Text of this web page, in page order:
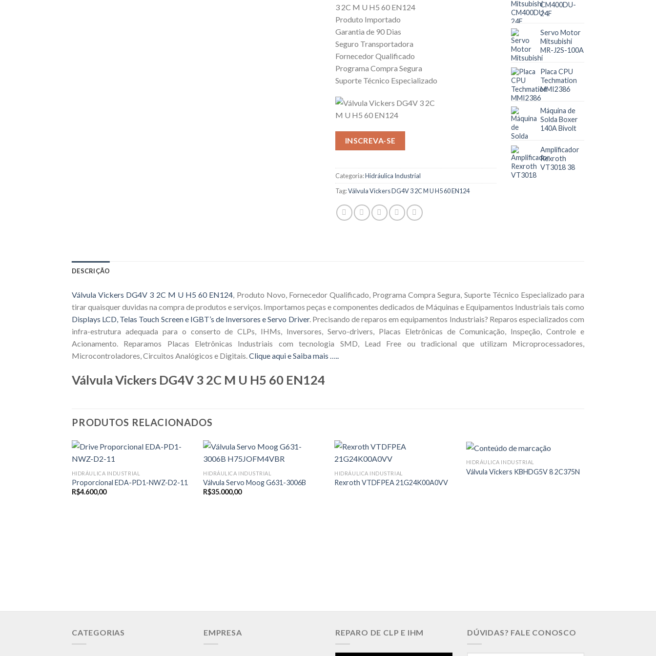
3 2C M U H5 60 EN124
Produto Importado
Garantia de 90 Dias
Seguro Transportadora
Fornecedor Qualificado
Programa Compra Segura
Suporte Técnico Especializado
INSCREVA-SE
Categoria:Hidráulica Industrial
Tag:Válvula Vickers DG4V 3 2C M U H5 60 EN124
CM400DU-
24F
Servo Motor
Mitsubishi
MR-J2S-100A
Placa CPU
Techmation
MMI2386
Máquina de
Solda Boxer
140A Bivolt
Amplificador
Rexroth
VT3018 38
DESCRIÇÃO
Válvula Vickers DG4V 3 2C M U H5 60 EN124, Produto Novo, Fornecedor Qualificado, Programa Compra Segura, Suporte Técnico Especializado para
tirar quaisquer duvidas na compra de produtos e serviços. Importamos peças e componentes dedicados de Máquinas e Equipamentos Industriais tais como
Displays LCD, Telas Touch Screen e IGBT’s de Inversores e Servo Driver. Precisando de reparos em equipamentos Industriais? Reparos especializados com
infra-estrutura adequada para o conserto de CLPs, IHMs, Inversores, Servo-drivers, Placas Eletrônicas de Comunicação, Inspeção, Controle e
Acionamento. Reparamos Placas Eletrônicas Industriais com tecnologia SMD, Lead Free ou tradicional que utilizam Microprocessadores,
Microcontroladores, Circuitos Analógicos e Digitais.Clique aqui e Saiba mais …..
Válvula Vickers DG4V 3 2C M U H5 60 EN124
PRODUTOS RELACIONADOS
HIDRÁULICA INDUSTRIAL
Proporcional EDA-PD1-NWZ-D2-11
R$4.600,00
HIDRÁULICA INDUSTRIAL
Válvula Servo Moog G631-3006B
R$35.000,00
HIDRÁULICA INDUSTRIAL
Rexroth VTDFPEA 21G24K00A0VV
HIDRÁULICA INDUSTRIAL
Válvula Vickers KBHDG5V 8 2C375N
CATEGORIAS EMPRESA REPARO DE CLP E IHM DÚVIDAS? FALE CONOSCO